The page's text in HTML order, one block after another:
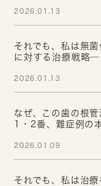
2026.01.13
それでも、私は無
に対する治療戦略─
2026.01.13
なぜ、この歯の根
1・2番、難症例の
2026.01.09
それでも、私は治